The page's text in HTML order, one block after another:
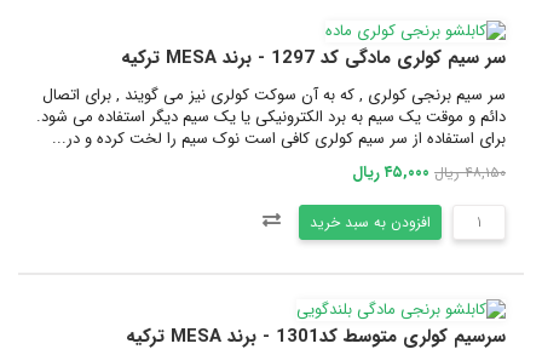
سر سیم کولری مادگی کد 1297 - برند MESA ترکیه
سر سیم برنجی کولری , که به آن سوکت کولری نیز می گویند , برای اتصال
دائم و موقت یک سیم به برد الکترونیکی یا یک سیم دیگر استفاده می شود.
برای استفاده از سر سیم کولری کافی است نوک سیم را لخت کرده و در...
۴۸,۱۵۰ ریال ۴۵,۰۰۰ ریال
افزودن به سبد خرید
سرسیم کولری متوسط کد1301 - برند MESA ترکیه